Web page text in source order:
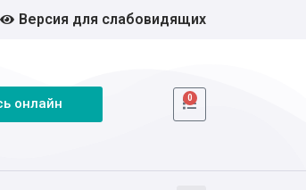
Версия для слабовидящих
онлайн 0